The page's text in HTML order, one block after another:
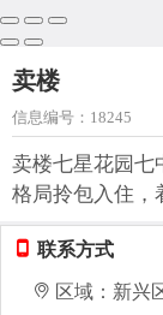
卖楼
信息编号：18245
卖楼七星花园七
格局拎包入住，
联系方式
区域：新兴